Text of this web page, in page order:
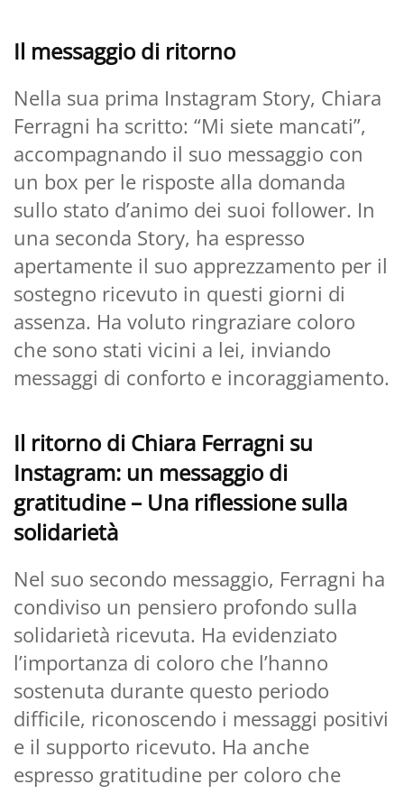
Il messaggio di ritorno
Nella sua prima Instagram Story, Chiara
Ferragni ha scritto: “Mi siete mancati”,
accompagnando il suo messaggio con
un box per le risposte alla domanda
sullo stato d’animo dei suoi follower. In
una seconda Story, ha espresso
apertamente il suo apprezzamento per il
sostegno ricevuto in questi giorni di
assenza. Ha voluto ringraziare coloro
che sono stati vicini a lei, inviando
messaggi di conforto e incoraggiamento.
Il ritorno di Chiara Ferragni su
Instagram: un messaggio di
gratitudine – Una riflessione sulla
solidarietà
Nel suo secondo messaggio, Ferragni ha
condiviso un pensiero profondo sulla
solidarietà ricevuta. Ha evidenziato
l’importanza di coloro che l’hanno
sostenuta durante questo periodo
difficile, riconoscendo i messaggi positivi
e il supporto ricevuto. Ha anche
espresso gratitudine per coloro che